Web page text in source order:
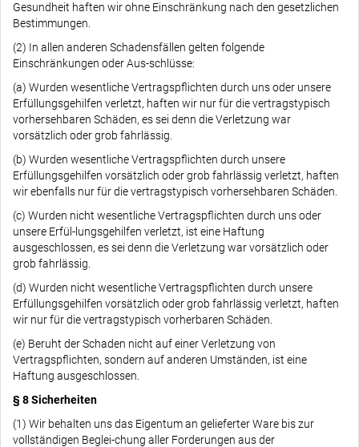
Gesundheit haften wir ohne Einschränkung nach den gesetzlichen
Bestimmungen.
(2) In allen anderen Schadensfällen gelten folgende
Einschränkungen oder Aus-schlüsse:
(a) Wurden wesentliche Vertragspflichten durch uns oder unsere
Erfüllungsgehilfen verletzt, haften wir nur für die vertragstypisch
vorhersehbaren Schäden, es sei denn die Verletzung war
vorsätzlich oder grob fahrlässig.
(b) Wurden wesentliche Vertragspflichten durch unsere
Erfüllungsgehilfen vorsätzlich oder grob fahrlässig verletzt, haften
wir ebenfalls nur für die vertragstypisch vorhersehbaren Schäden.
(c) Wurden nicht wesentliche Vertragspflichten durch uns oder
unsere Erfül-lungsgehilfen verletzt, ist eine Haftung
ausgeschlossen, es sei denn die Verletzung war vorsätzlich oder
grob fahrlässig.
(d) Wurden nicht wesentliche Vertragspflichten durch unsere
Erfüllungsgehilfen vorsätzlich oder grob fahrlässig verletzt, haften
wir nur für die vertragstypisch vorherbaren Schäden.
(e) Beruht der Schaden nicht auf einer Verletzung von
Vertragspflichten, sondern auf anderen Umständen, ist eine
Haftung ausgeschlossen.
§ 8 Sicherheiten
(1) Wir behalten uns das Eigentum an gelieferter Ware bis zur
vollständigen Beglei-chung aller Forderungen aus der